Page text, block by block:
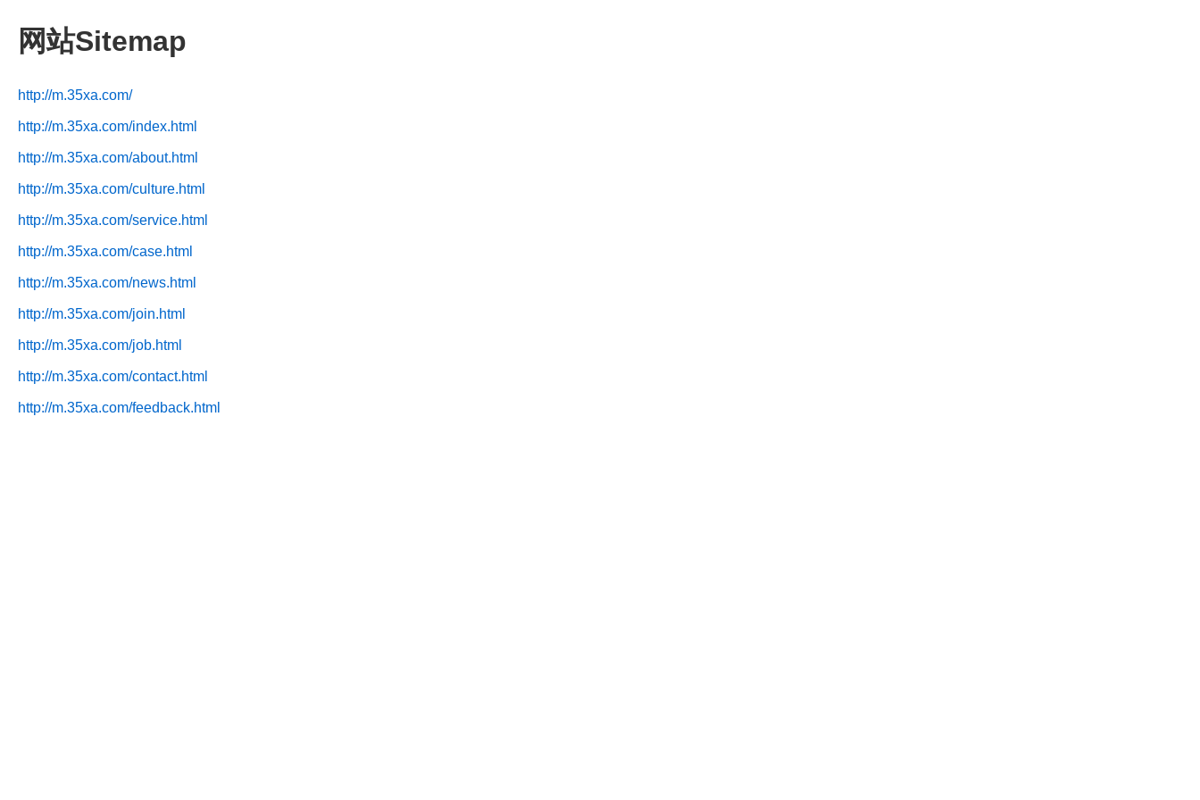
网站Sitemap
http://m.35xa.com/
http://m.35xa.com/index.html
http://m.35xa.com/about.html
http://m.35xa.com/culture.html
http://m.35xa.com/service.html
http://m.35xa.com/case.html
http://m.35xa.com/news.html
http://m.35xa.com/join.html
http://m.35xa.com/job.html
http://m.35xa.com/contact.html
http://m.35xa.com/feedback.html